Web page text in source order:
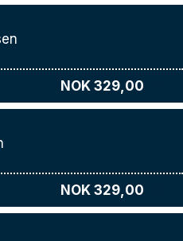
NOK 329,00
NOK 329,00